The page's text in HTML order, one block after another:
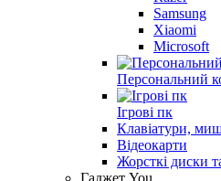
Samsung
Xiaomi
Microsoft
Персональний
Ігрові пк
Клавіатури,
Відеокарти
Жорсткі диски